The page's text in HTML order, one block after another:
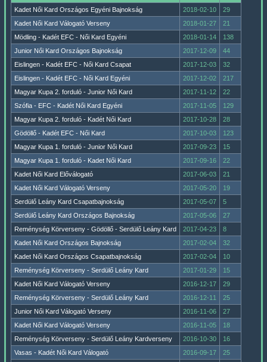
Kadet Női Kard Országos Egyéni Bajnokság 2018-02-10
29
Kadet Női Kard Válogató Verseny
2018-01-27
21
Mödling - Kadét EFC - Női Kard Egyéni
2018-01-14
138
Junior Női Kard Országos Bajnokság
2017-12-09
44
Eislingen - Kadét EFC - Női Kard Csapat
2017-12-03
32
Eislingen - Kadét EFC - Női Kard Egyéni
2017-12-02
217
Magyar Kupa 2. forduló - Junior Női Kard
2017-11-12
22
Szófia - EFC - Kadét Női Kard Egyéni
2017-11-05
129
Magyar Kupa 2. forduló - Kadét Női Kard
2017-10-28
28
Gödöllő - Kadét EFC - Női Kard
2017-10-03
123
Magyar Kupa 1. forduló - Junior Női Kard
2017-09-23
15
Magyar Kupa 1. forduló - Kadet Női Kard
2017-09-16
22
Kadet Női Kard Előválogató
2017-06-03
21
Kadet Női Kard Válogató Verseny
2017-05-20
19
Serdülő Leány Kard Csapatbajnokság
2017-05-07
5
Serdülő Leány Kard Országos Bajnokság
2017-05-06
27
Reménység Körverseny - Gödöllő - Serdülő Leány Kard
2017-04-23
8
Kadet Női Kard Országos Bajnokság
2017-02-04
32
Kadet Női Kard Országos Csapatbajnokság
2017-02-04
10
Reménység Körverseny - Serdülő Leány Kard
2017-01-29
15
Kadet Női Kard Válogató Verseny
2016-12-17
29
Reménység Körverseny - Serdülő Leány Kard
2016-12-11
25
Junior Női Kard Válogató Verseny
2016-11-06
27
Kadet Női Kard Válogató Verseny
2016-11-05
18
Reménység Körverseny - Serdülő Leány Kardverseny
2016-10-30
16
Vasas - Kadét Női Kard Válogató
2016-09-17
25